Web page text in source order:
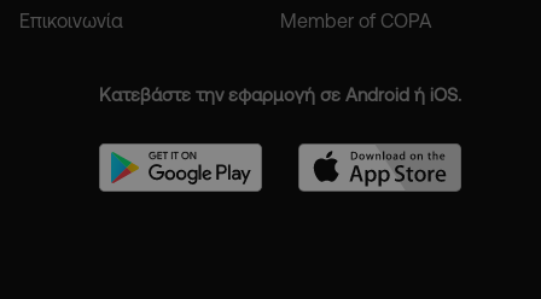
Επικοινωνία Member of COPA
Κατεβάστε την εφαρμογή σε Android ή iOS.